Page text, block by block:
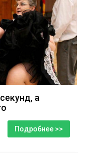
а
Подробнее >>